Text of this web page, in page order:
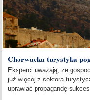
Chorwacka turystyka
Eksperci uważają, że
już więcej z sektora
uprawiać propagandę